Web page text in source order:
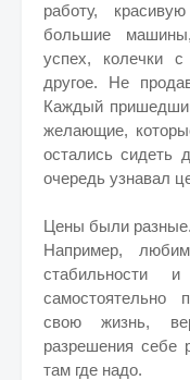
работу,
большие
успех, колечки с
другое. Не
Каждый
желающие,
остались сидеть
очередь узнавал
Цены были разные.
Например,
стабильности и
самостоятельно
свою жизнь,
разрешения себе
там где надо.